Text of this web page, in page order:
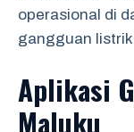
operasional di
gangguan
Aplikasi
Maluku